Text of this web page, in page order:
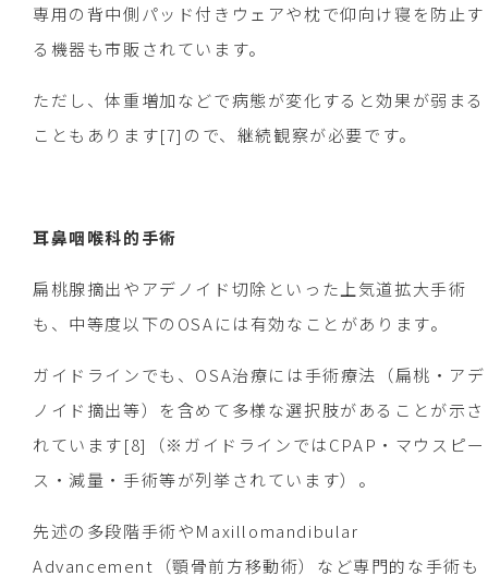
専用の背中側パッド付きウェアや枕で仰向け寝を防止す
る機器も市販されています。
ただし、体重増加などで病態が変化すると効果が弱まる
こともあります[7]ので、継続観察が必要です。
耳鼻咽喉科的手術
扁桃腺摘出やアデノイド切除といった上気道拡大手術
も、中等度以下のOSAには有効なことがあります。
ガイドラインでも、OSA治療には手術療法（扁桃・アデ
ノイド摘出等）を含めて多様な選択肢があることが示さ
れています[8]（※ガイドラインではCPAP・マウスピー
ス・減量・手術等が列挙されています）。
先述の多段階手術やMaxillomandibular
Advancement（顎骨前方移動術）など専門的な手術も